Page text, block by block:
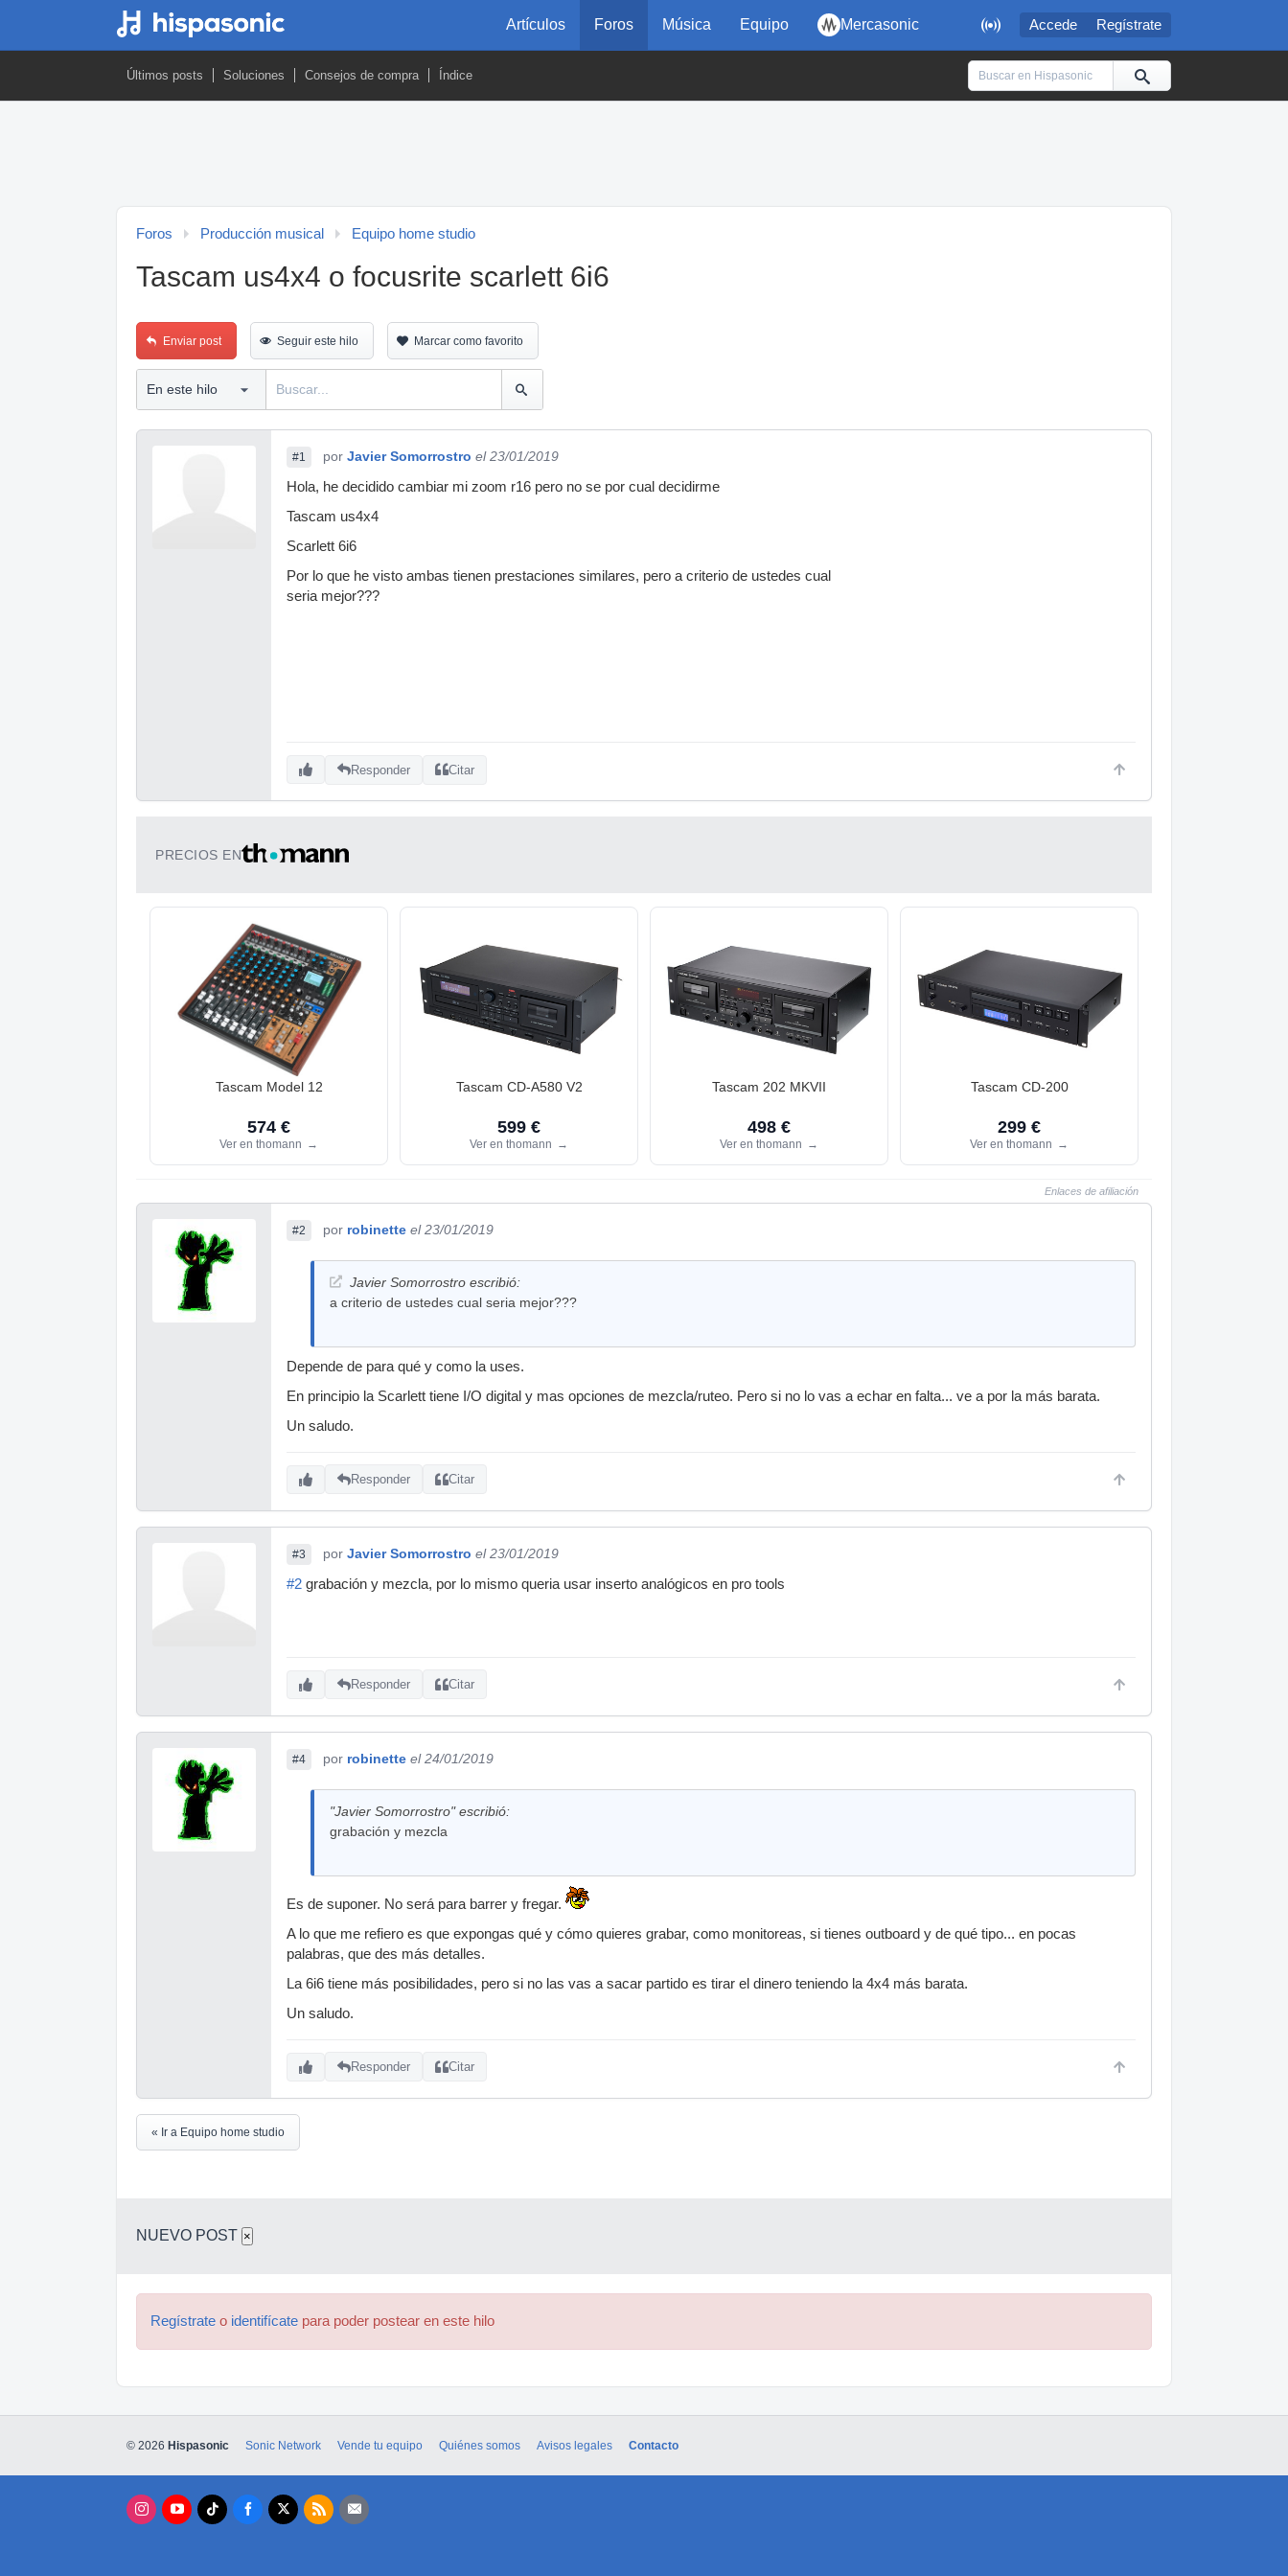
 Accede Regístrate
Artículos Foros Música Equipo Mercasonic
Últimos posts Soluciones Consejos de compra Índice
Foros Producción musical Equipo home studio
Tascam us4x4 o focusrite scarlett 6i6
Enviar post Seguir este hilo Marcar como favorito
#1 por Javier Somorrostro el 23/01/2019
Hola, he decidido cambiar mi zoom r16 pero no se por cual decidirme
Tascam us4x4
Scarlett 6i6
Por lo que he visto ambas tienen prestaciones similares, pero a criterio de ustedes cual
seria mejor???
Responder Citar
PRECIOS EN
Tascam Model 12
574 €
Ver en thomann →
Tascam CD-A580 V2
599 €
Ver en thomann →
Tascam 202 MKVII
498 €
Ver en thomann →
Tascam CD-200
299 €
Ver en thomann →
Enlaces de afiliación
#2 por robinette el 23/01/2019
Javier Somorrostro escribió:
a criterio de ustedes cual seria mejor???
Depende de para qué y como la uses.
En principio la Scarlett tiene I/O digital y mas opciones de mezcla/ruteo. Pero si no lo vas a echar en falta... ve a por la más barata.
Un saludo.
Responder Citar
#3 por Javier Somorrostro el 23/01/2019
#2 grabación y mezcla, por lo mismo queria usar inserto analógicos en pro tools
Responder Citar
#4 por robinette el 24/01/2019
"Javier Somorrostro" escribió:
grabación y mezcla
Es de suponer. No será para barrer y fregar.
A lo que me refiero es que expongas qué y cómo quieres grabar, como monitoreas, si tienes outboard y de qué tipo... en pocas
palabras, que des más detalles.
La 6i6 tiene más posibilidades, pero si no las vas a sacar partido es tirar el dinero teniendo la 4x4 más barata.
Un saludo.
Responder Citar
« Ir a Equipo home studio
NUEVO POST ×
Regístrate o identifícate para poder postear en este hilo
© 2026 Hispasonic Sonic Network Vende tu equipo Quiénes somos Avisos legales Contacto